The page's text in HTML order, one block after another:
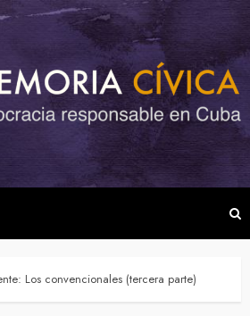
Los convencionales (tercera parte)